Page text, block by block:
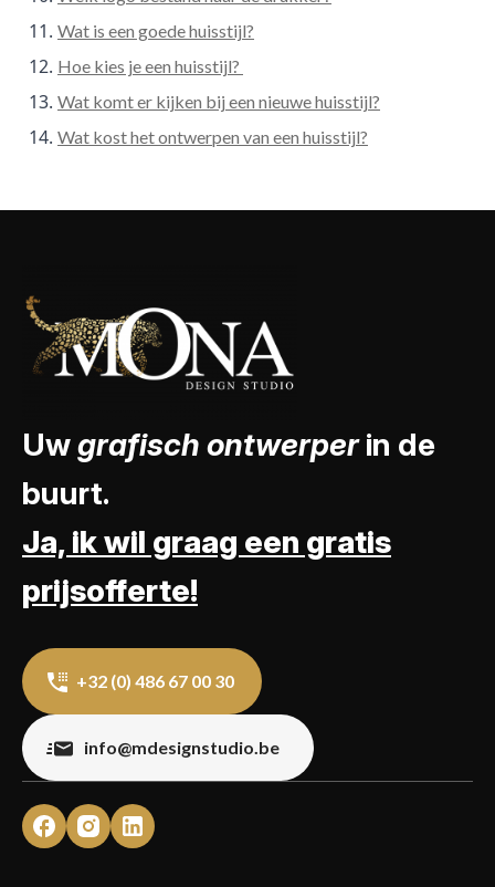
Wat is een goede huisstijl?
Hoe kies je een huisstijl?
Wat komt er kijken bij een nieuwe huisstijl?
Wat kost het ontwerpen van een huisstijl?
Uwgrafisch ontwerperin de
buurt.
Ja, ik wil graag een gratis
prijsofferte!
+32 (0) 486 67 00 30
info@mdesignstudio.be